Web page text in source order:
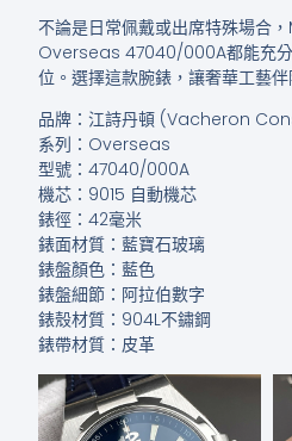
不論是日常佩戴或出席特殊場合
Overseas 47040/000A都能充
位。選擇這款腕錶，讓奢華工藝伴
品牌：江詩丹頓 (Vacheron
系列：Overseas
型號：47040/000A
機芯：9015 自動機芯
錶徑：42毫米
錶面材質：藍寶石玻璃
錶盤顏色：藍色
錶盤細節：阿拉伯數字
錶殼材質：904L不鏽鋼
錶帶材質：皮革